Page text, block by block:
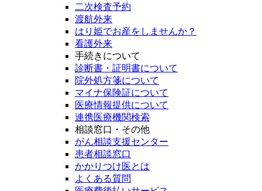
二次検査予約
渡航外来
はり姫でお産をしませんか？
看護外来
手続きについて
診断書・証明書について
院外処方箋について
マイナ保険証について
医療情報提供について
連携医療機関検索
相談窓口・その他
がん相談支援センター
患者相談窓口
かかりつけ医とは
よくある質問